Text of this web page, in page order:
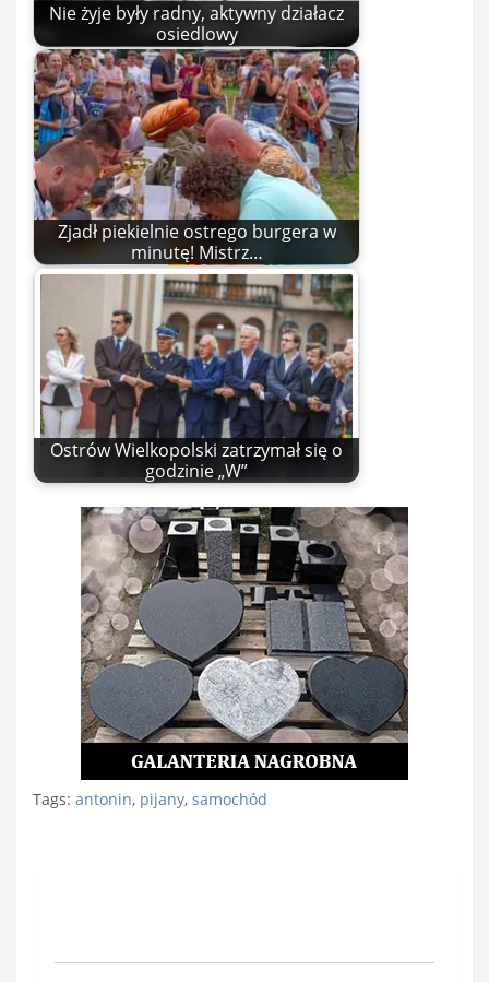
Nie żyje były radny, aktywny działacz
osiedlowy
Zjadł piekielnie ostrego burgera w
minutę! Mistrz…
Ostrów Wielkopolski zatrzymał się o
godzinie „W”
Tags: antonin, pijany, samochód